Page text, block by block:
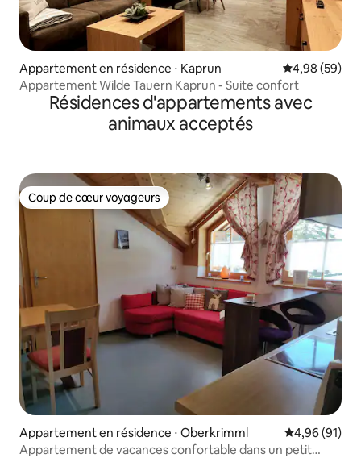
Appartement en résidence ⋅ Kaprun Évaluation
4,98 (59)
Appartement Wilde Tauern Kaprun - Suite confort
Résidences d'appartements avec
animaux acceptés
Coup de cœur voyageurs
Coup de cœur voyageurs
Appartement en résidence ⋅ Oberkrimml Évaluation
4,96 (91)
Appartement de vacances confortable dans un petit